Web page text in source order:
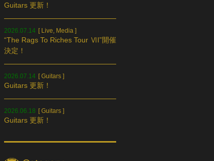
Guitars 更新！
2026.07.14 [ Live, Media ]
“The Rags To Riches Tour ⅥI”開催
決定！
2026.07.14 [Guitars ]
Guitars 更新！
2026.06.18 [Guitars ]
Guitars 更新！